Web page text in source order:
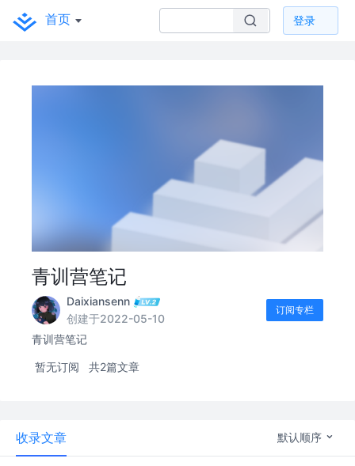
首页 登录
青训营笔记
Daixiansenn
创建于2022-05-10
订阅专栏
青训营笔记
暂无订阅 共2篇文章
收录文章 默认顺序